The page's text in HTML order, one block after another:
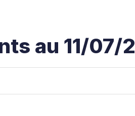
au 11/07/